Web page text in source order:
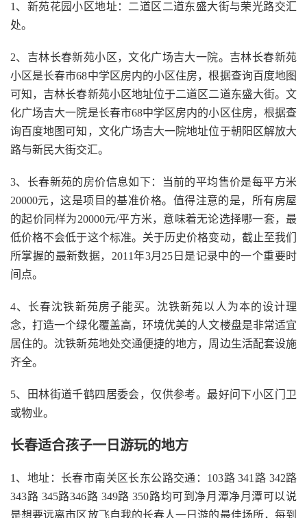
1、新苑花园小区地址：二道区二道东盛大街与荣光路交汇
处。
2、吉林长春新苑小区，文化广场吉大一院。吉林长春新苑
小区是长春市68中学区房内的小区住房，根据查询百度地图
可知，吉林长春新苑小区地址位于二道区二道东盛大街。文
化广场吉大一院是长春市68中学区房内的小区住房，根据查
询百度地图可知，文化广场吉大一院地址位于朝阳区解放大
路与新民大街交汇。
3、长春新苑的房价信息如下：当前的平均售价是每平方米
20000元，这是项目的基准价格。值得注意的是，所有房屋
的起价同样为20000元/平方米，意味着无论选择哪一套，最
低价格不会低于这个标准。关于历史价格变动，截止至我们
所掌握的最新数据，2011年3月25日是记录中的一个重要时
间点。
4、长春沈铁新苑房子能买。沈铁新苑以人为本的设计理
念，打造一个绿化覆盖高，环境优美的人文楼盘是非常适宜
居住的。沈铁新苑地处交通便捷的地方，周边生活配套设施
齐全。
5、田林街道千鹤四居委会，仅供参考。最好问下小区门卫
或物业。
长春适合孩子一日游玩的地方
1、地址：长春市南关区长东公路交通：103路 341路 342路
343路 345路346路 349路 350路均可到净月潭净月潭可以说
是想要远离市区放飞自我的长春人一日游的最佳场所，每到